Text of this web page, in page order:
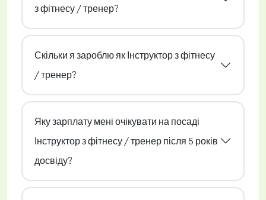
з фітнесу / тренер?
Скільки я зароблю як Інструктор з фітнесу
/ тренер?
Яку зарплату мені очікувати на посаді
Інструктор з фітнесу / тренер після 5 років
досвіду?